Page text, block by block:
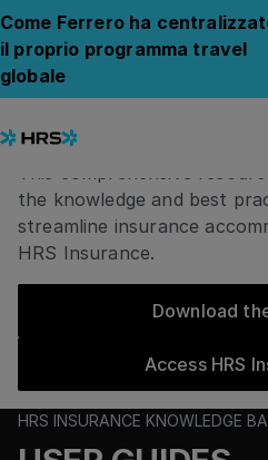
Come Ferrero ha
il proprio programma travel
globale
User Resource Hub
HRS
Knowledge
This comprehensive
the knowledge and best
streamline insurance
HRS Insurance.
Download
Access HRS
HRS INSURANCE KNOWLEDGE